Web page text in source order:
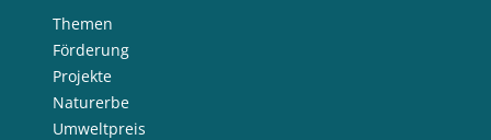
Themen
Förderung
Projekte
Naturerbe
Umweltpreis